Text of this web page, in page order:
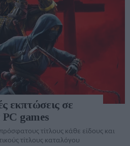
εκπτώσεις σε
PC games
τίτλους κάθε είδους και
τίτλους καταλόγου